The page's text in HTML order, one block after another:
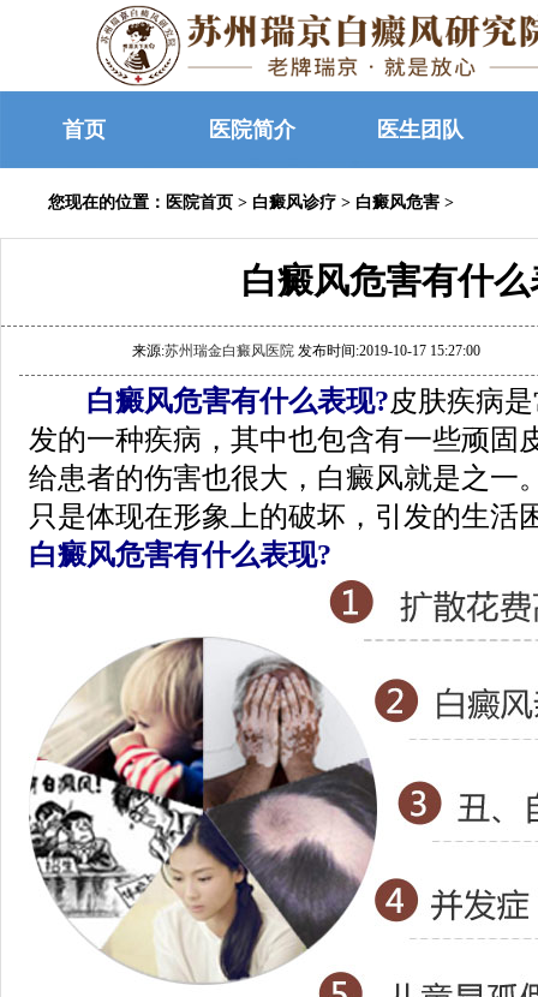
首页 医院简介 医生团队
您现在的位置： 医院首页 > 白癜风诊疗 > 白癜风危害 >
白癜风危害有什
来源:苏州瑞金白癜风医院 发布时间:2019-10-17 15:27:00
白癜风危害有什么表现?皮肤疾病
发的一种疾病，其中也包含有一些顽固
给患者的伤害也很大，白癜风就是之一
只是体现在形象上的破坏，引发的生活
白癜风危害有什么表现?